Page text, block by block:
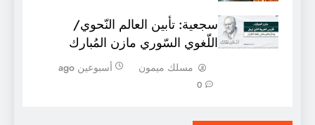
سجعية: تأبين العالم النّحوي/
اللّغوي السّوري مازن المُبارك
مسلك ميمون أسبوعين ago
0